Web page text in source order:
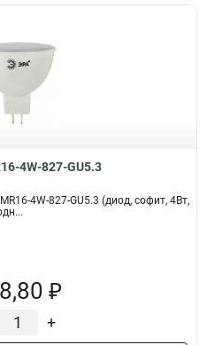
4W-827-GU5.3
4W-827-GU5.3 (диод, софит, 4Вт,
₽
+